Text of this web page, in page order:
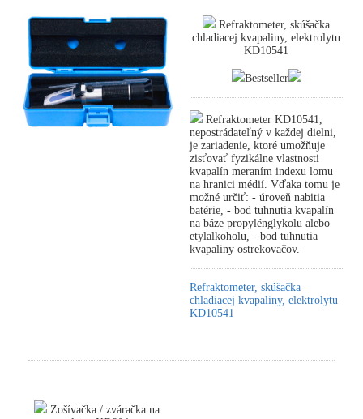
Refraktometer, skúšačka
chladiacej kvapaliny, elektrolytu
KD10541
Bestseller
Refraktometer KD10541,
nepostrádateľný v každej dielni,
je zariadenie, ktoré umožňuje
zisťovať fyzikálne vlastnosti
kvapalín meraním indexu lomu
na hranici médií. Vďaka tomu je
možné určiť: - úroveň nabitia
batérie, - bod tuhnutia kvapalín
na báze propylénglykolu alebo
etylalkoholu, - bod tuhnutia
kvapaliny ostrekovačov.
Refraktometer, skúšačka
chladiacej kvapaliny, elektrolytu
KD10541
Zošívačka / zváračka na